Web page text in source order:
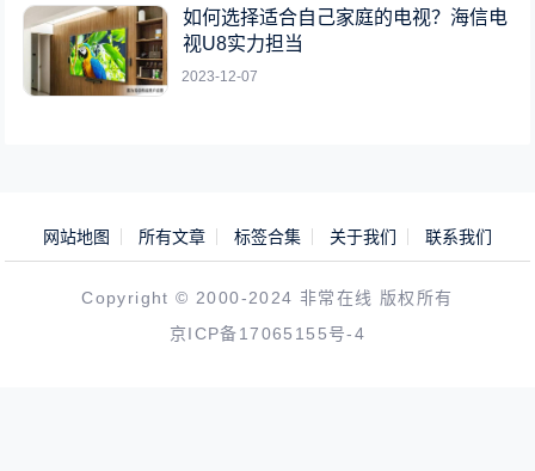
如何选择适合自己家庭的电视？海信电
视U8实力担当
2023-12-07
网站地图 所有文章 标签合集 关于我们 联系我们
Copyright © 2000-2024 非常在线 版权所有
京ICP备17065155号-4